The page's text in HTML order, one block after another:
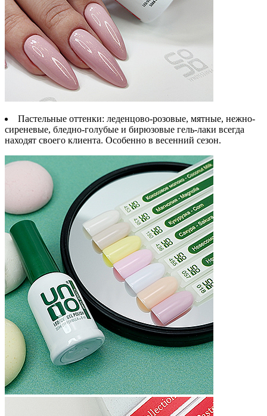
Пастельные оттенки: леденцово-розовые, мятные, нежно-
сиреневые, бледно-голубые и бирюзовые гель-лаки всегда
находят своего клиента. Особенно в весенний сезон.